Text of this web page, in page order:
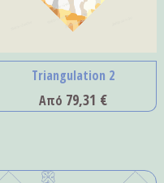
Triangulation 2
Από 79,31 €